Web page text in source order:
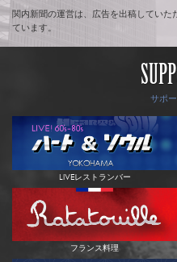
関内新聞の運営は、広告を出稿してい
ています。
サポ
LIVEレストランバー
フランス料理